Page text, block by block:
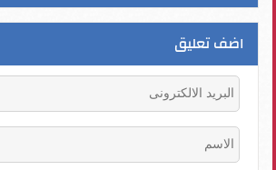
اضف تعليق